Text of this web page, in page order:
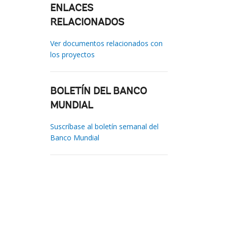
ENLACES
RELACIONADOS
Ver documentos relacionados con
los proyectos
BOLETÍN DEL BANCO
MUNDIAL
Suscríbase al boletín semanal del
Banco Mundial